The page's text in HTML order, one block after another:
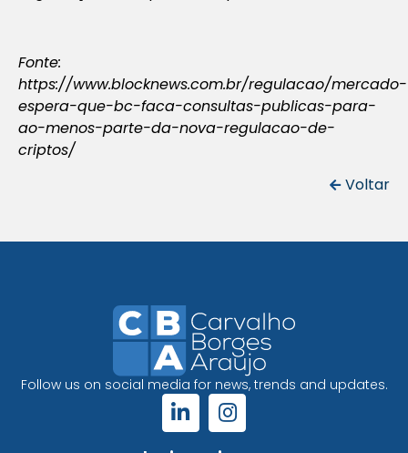
Fonte:
https://www.blocknews.com.br/regulacao/mercado-
espera-que-bc-faca-consultas-publicas-para-
ao-menos-parte-da-nova-regulacao-de-
criptos/
Voltar
Follow us on social media for news, trends and updates.